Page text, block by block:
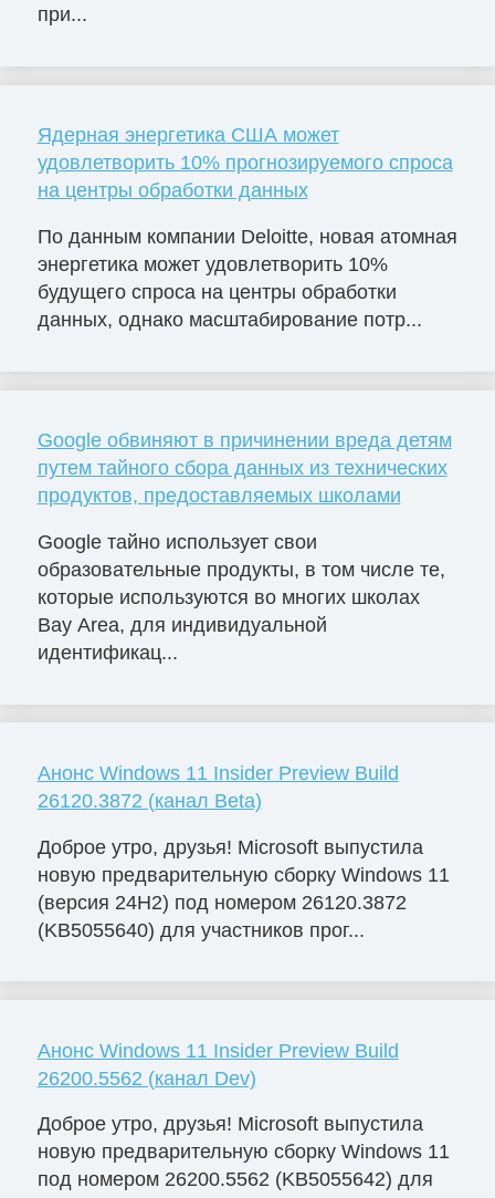
при...
Ядерная энергетика США может
удовлетворить 10% прогнозируемого спроса
на центры обработки данных
По данным компании Deloitte, новая атомная
энергетика может удовлетворить 10%
будущего спроса на центры обработки
данных, однако масштабирование потр...
Google обвиняют в причинении вреда детям
путем тайного сбора данных из технических
продуктов, предоставляемых школами
Google тайно использует свои
образовательные продукты, в том числе те,
которые используются во многих школах
Bay Area, для индивидуальной
идентификац...
Анонс Windows 11 Insider Preview Build
26120.3872 (канал Beta)
Доброе утро, друзья! Microsoft выпустила
новую предварительную сборку Windows 11
(версия 24H2) под номером 26120.3872
(KB5055640) для участников прог...
Анонс Windows 11 Insider Preview Build
26200.5562 (канал Dev)
Доброе утро, друзья! Microsoft выпустила
новую предварительную сборку Windows 11
под номером 26200.5562 (KB5055642) для